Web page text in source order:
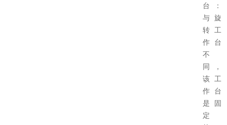
台：
与旋
转工
作台
不
同，
该工
作台
是固
定